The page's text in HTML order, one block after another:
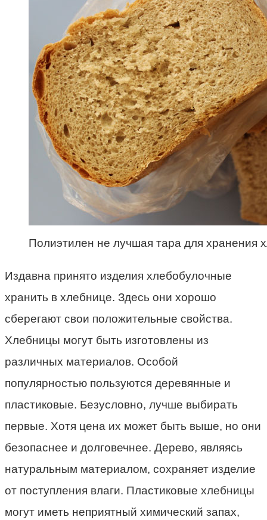
Полиэтилен не лучшая тара для хранения
Издавна принято изделия хлебобулочные
хранить в хлебнице. Здесь они хорошо
сберегают свои положительные свойства.
Хлебницы могут быть изготовлены из
различных материалов. Особой
популярностью пользуются деревянные и
пластиковые. Безусловно, лучше выбирать
первые. Хотя цена их может быть выше, но они
безопаснее и долговечнее. Дерево, являясь
натуральным материалом, сохраняет изделие
от поступления влаги. Пластиковые хлебницы
могут иметь неприятный химический запах,